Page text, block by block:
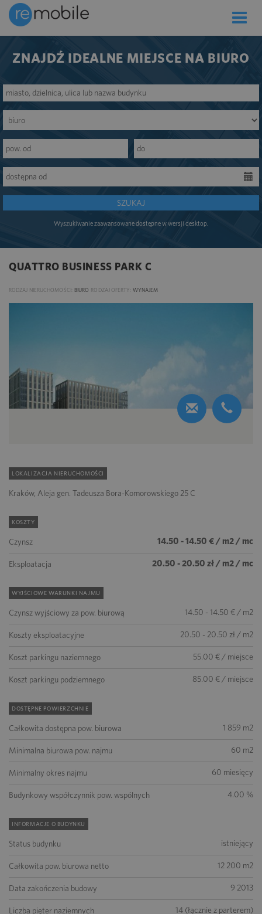
Toggle
ZNAJDŹ IDEALNE MIEJSCE NA BIURO
SZUKAJ
Wyszukiwanie zaawansowane dostępne w wersji desktop.
QUATTRO BUSINESS PARK C
RODZAJ NIERUCHOMOŚCI: BIURO RODZAJ OFERTY: WYNAJEM
LOKALIZACJA NIERUCHOMOŚCI
Kraków, Aleja gen. Tadeusza Bora-Komorowskiego 25 C
KOSZTY
Czynsz 14.50 - 14.50 € / m2 / mc
Eksploatacja 20.50 - 20.50 zł / m2 / mc
WYJŚCIOWE WARUNKI NAJMU
Czynsz wyjściowy za pow. biurową 14.50 - 14.50 € / m2
Koszty eksploatacyjne 20.50 - 20.50 zł / m2
Koszt parkingu naziemnego 55.00 € / miejsce
Koszt parkingu podziemnego 85.00 € / miejsce
DOSTĘPNE POWIERZCHNIE
Całkowita dostępna pow. biurowa 1 859 m2
Minimalna biurowa pow. najmu 60 m2
Minimalny okres najmu 60 miesięcy
Budynkowy współczynnik pow. wspólnych 4.00 %
INFORMACJE O BUDYNKU
Status budynku istniejący
Całkowita pow. biurowa netto 12 200 m2
Data zakończenia budowy 9 2013
Liczba pięter naziemnych 14 (łącznie z parterem)